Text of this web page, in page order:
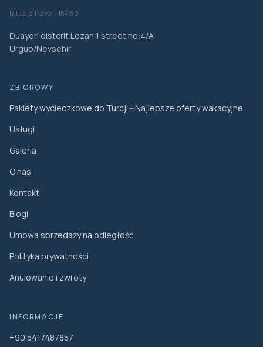
Rituals Travel - 15469
Duayeri distcrit Lozan 1 street no:4/A
Urgup/Nevsehir
ZBIOROWY
Pakiety wycieczkowe do Turcji - Najlepsze oferty wakacyjne
Usługi
Galeria
O nas
Kontakt
Blogi
Umowa sprzedaży na odległość
Polityka prywatności
Anulowanie i zwroty
INFORMACJE
+90 5417487857